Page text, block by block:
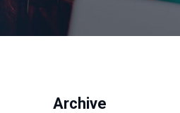
Archive